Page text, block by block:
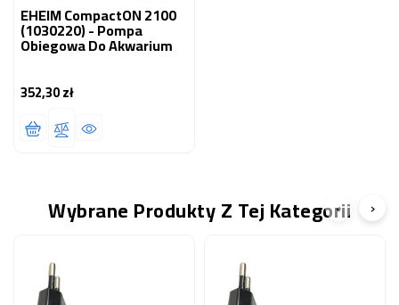
EHEIM CompactON 2100
(1030220) - Pompa
Obiegowa Do Akwarium
352,30 złCena
Wybrane Produkty Z Tej Kategorii
‹ ›